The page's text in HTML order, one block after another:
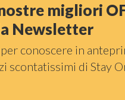
migliori
Newsletter
conoscere in
scontatissimi di Stay